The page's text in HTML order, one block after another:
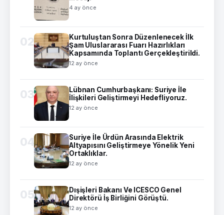
4 ay önce
02
Kurtuluştan Sonra Düzenlenecek İlk
Şam Uluslararası Fuarı Hazırlıkları
Kapsamında Toplantı Gerçekleştirildi.
12 ay önce
03
Lübnan Cumhurbaşkanı: Suriye İle
İlişkileri Geliştirmeyi Hedefliyoruz.
12 ay önce
04
Suriye İle Ürdün Arasında Elektrik
Altyapısını Geliştirmeye Yönelik Yeni
Ortaklıklar.
12 ay önce
05
Dışişleri Bakanı Ve ICESCO Genel
Direktörü İş Birliğini Görüştü.
12 ay önce